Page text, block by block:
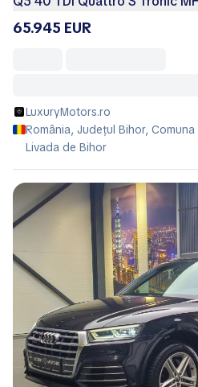
65.945 EUR
LuxuryMotors.ro
România, Județul Bihor,
Livada de Bihor